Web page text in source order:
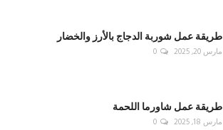
طريقة عمل شوربة الدجاج بالأرز والخضار
مارس 20, 2025 0
طريقة عمل شاورما اللحمة
مارس 18, 2025 0